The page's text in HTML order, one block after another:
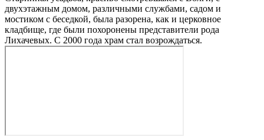
двухэтажным домом, различными службами, садом и
мостиком с беседкой, была разорена, как и церковное
кладбище, где были похоронены представители рода
Лихачевых. С 2000 года храм стал возрождаться.